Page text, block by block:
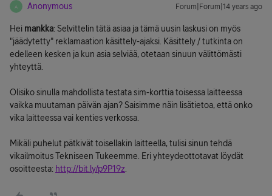
A Anonymous Forum|Forum|14 years ago
Hei mankka: Selvittelin tätä asiaa ja tämä uusin laskusi on myös
"jäädytetty" reklamaation käsittely-ajaksi. Käsittely / tutkinta on
edelleen kesken ja kun asia selviää, otetaan sinuun välittömästi
yhteyttä.
Olisiko sinulla mahdollista testata sim-korttia toisessa laitteessa
vaikka muutaman päivän ajan? Saisimme näin lisätietoa, että onko
vika laitteessa vai kenties verkossa.
Mikäli puhelut pätkivät toisellakin laitteella, tulisi sinun tehdä
vikailmoitus Tekniseen Tukeemme. Eri yhteydeottotavat löydät
osoitteesta: http://bit.ly/p9P19z